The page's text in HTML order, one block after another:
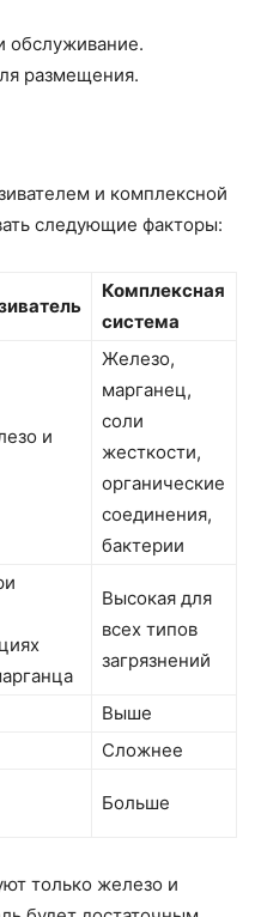
обслуживание.
размещения.
и комплексной
следующие факторы:
Комплексная
система
и
Железо,
марганец,
соли
жесткости,
органические
соединения,
бактерии
Высокая для
всех типов
загрязнений
Выше
Сложнее
Больше
только железо и